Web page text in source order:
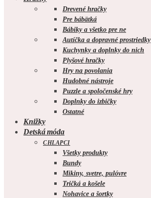
0.00
Drevené hračky
Pre bábätká
Bábiky a všetko pre ne
Autíčka a dopravné prostriedky
Kuchynky a doplnky do nich
Plyšové hračky
Hry na povolania
Hudobné nástroje
Puzzle a spoločenské hry
Doplnky do izbičky
Ostatné
Knižky
Detská móda
CHLAPCI
Všetky produkty
Bundy
Mikiny, svetre, pulóvre
Tričká a košele
Nohavice a šortky